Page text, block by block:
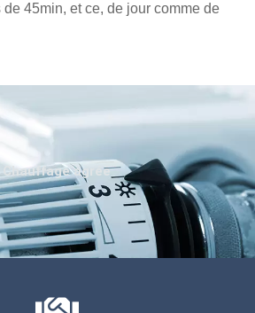
45min, et ce, de jour comme de
Chauffage agréé